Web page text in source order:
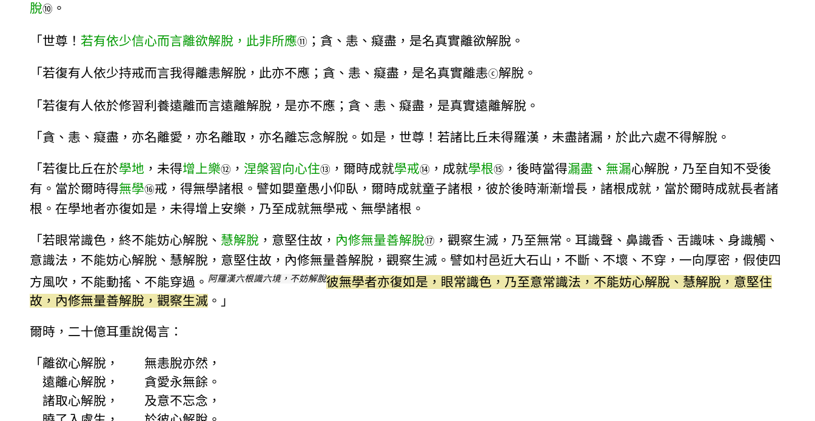
脫⑩ 。
「世尊！ 若有依少信心而言離欲解脫，此非所應⑪ ；貪、恚、癡盡，是名真實離欲解脫。
「若復有人依少持戒而言我得離恚解脫，此亦不應；貪、恚、癡盡，是名真實離恚ⓒ解脫。
「若復有人依於修習利養遠離而言遠離解脫，是亦不應；貪、恚、癡盡，是真實遠離解脫。
「貪、恚、癡盡，亦名離愛，亦名離取，亦名離忘念解脫。如是，世尊！若諸比丘未得羅漢，未盡諸漏，於此六處不得解脫。
「若復比丘在於學地 ，未得增上樂⑫ ， 涅槃習向心住⑬ ，爾時成就學戒⑭ ，成就學根⑮ ，後時當得漏盡 、 無漏心解脫，乃至自知不受後
有。當於爾時得無學⑯戒，得無學諸根。譬如嬰童愚小仰臥，爾時成就童子諸根，彼於後時漸漸增長，諸根成就，當於爾時成就長者諸
根。在學地者亦復如是，未得增上安樂，乃至成就無學戒、無學諸根。
「若眼常識色，終不能妨心解脫、 慧解脫 ，意堅住故， 內修無量善解脫⑰ ，觀察生滅，乃至無常。耳識聲、鼻識香、舌識味、身識觸、
意識法，不能妨心解脫、慧解脫，意堅住故，內修無量善解脫，觀察生滅。譬如村邑近大石山，不斷、不壞、不穿，一向厚密，假使四
方風吹，不能動搖、不能穿過。 阿羅漢六根識六境，不妨解脫彼無學者亦復如是，眼常識色，乃至意常識法，不能妨心解脫、慧解脫，意堅住
故，內修無量善解脫，觀察生滅 。」
爾時，二十億耳重說偈言：
「離欲心解脫， 無恚脫亦然，
遠離心解脫， 貪愛永無餘。
諸取心解脫， 及意不忘念，